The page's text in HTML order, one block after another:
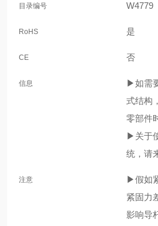
目录编号 W4779
RoHS 是
CE 否
信息
▶如需
式结构
零部件
▶关于
统，请
注意
▶假如
紧固力
影响导